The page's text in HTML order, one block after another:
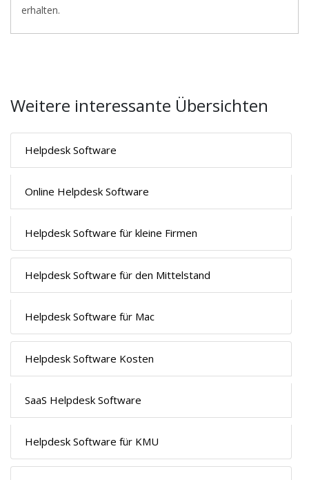
erhalten.
Weitere interessante Übersichten
Helpdesk Software
Online Helpdesk Software
Helpdesk Software für kleine Firmen
Helpdesk Software für den Mittelstand
Helpdesk Software für Mac
Helpdesk Software Kosten
SaaS Helpdesk Software
Helpdesk Software für KMU